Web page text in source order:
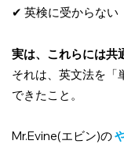
✔ 英検に受からない
実は、これらには共
それは、英文法を「
できたこと。
Mr.Evine(エビン)の